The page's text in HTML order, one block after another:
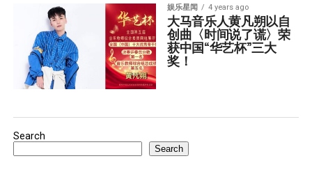
娱乐星闻 4 years ago
大马音乐人黄凡朔以自
创曲〈时间说了谎〉荣
获中国“华艺杯”三大
奖！
Search
Search